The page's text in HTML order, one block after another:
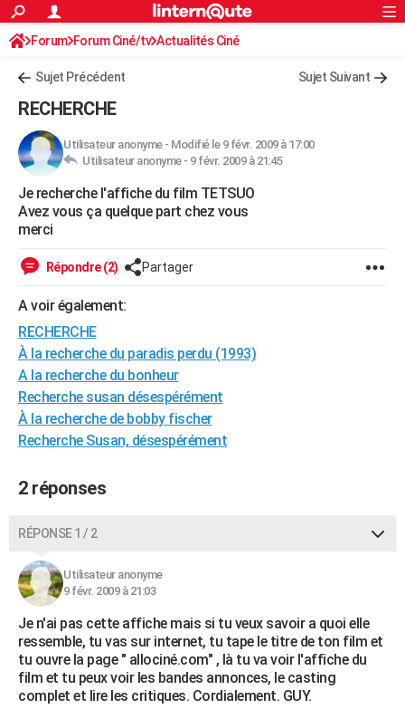
ACTUALITÉS
Politique
Société
Faits Divers
Education
Monde
Villes
+
FINANCE
Retraite
Impôts
Epargne
Immobilier
Risques naturels par ville
Banque
Assurance
Crédit
AUTO
Essais
Réserver un essai
Citadines
Berlines
SUV
Forum auto
+HIGH-TECH
Mobiles
Meilleur smartphone
Internet
Ordinateurs
Jeux vidéo
Guide high-tech
+
Forum
Aménagement intérieur
Extérieur
Cuisine
Salle de bains
Jardinage
Rangement
WEEK-END
Guides de France
Escapades
Patrimoine
Expositions
Musées
Week-end nature
+LIFESTYLE
Art de vivre
Bien-être
Loisirs
Mode
Modes de vie
SANTE
Alimentation
Guide de la santé
Maladies
Médicaments
Sommeil
VOYAGE
Destinations
City break
Voyage nature
Voyage de noces
Forum
Climat
+PHOTO
BONS PLANS
CARTE DE VOEUX
Carte de Noël
Carte Bonne année
Carte Saint-Valentin
Carte Pâques
Carte d'anniversaire
DICTIONNAIRE
Dictionnaire
Biographies
Citations
Expressions
Proverbes
COPAINS D'AVANT
S'inscrire
Se connecter
Lycées
Collèges
Primaires
Universités
Entreprises
Service militaire
Avis de recherche
AVIS DE DÉCÈS
S'inscrire
Connexion
Forum Forum Ciné/tv Actualités Ciné
Sujet Précédent Sujet Suivant
RECHERCHE
Utilisateur anonyme- Modifié le 9 févr. 2009 à 17:00
Utilisateur anonyme - 9 févr. 2009 à 21:45
Je recherche l'affiche du film TETSUO
Avez vous ça quelque part chez vous
merci
Répondre (2) Partager
A voir également:
RECHERCHE
À la recherche du paradis perdu (1993)
A la recherche du bonheur
Recherche susan désespérément
À la recherche de bobby fischer
Recherche Susan, désespérément
2 réponses
RÉPONSE 1 / 2
Utilisateur anonyme
9 févr. 2009 à 21:03
Je n'ai pas cette affiche mais si tu veux savoir a quoi elle
ressemble, tu vas sur internet, tu tape le titre de ton film et
tu ouvre la page " allociné.com" , là tu va voir l'affiche du
film et tu peux voir les bandes annonces, le casting
complet et lire les critiques. Cordialement. GUY.